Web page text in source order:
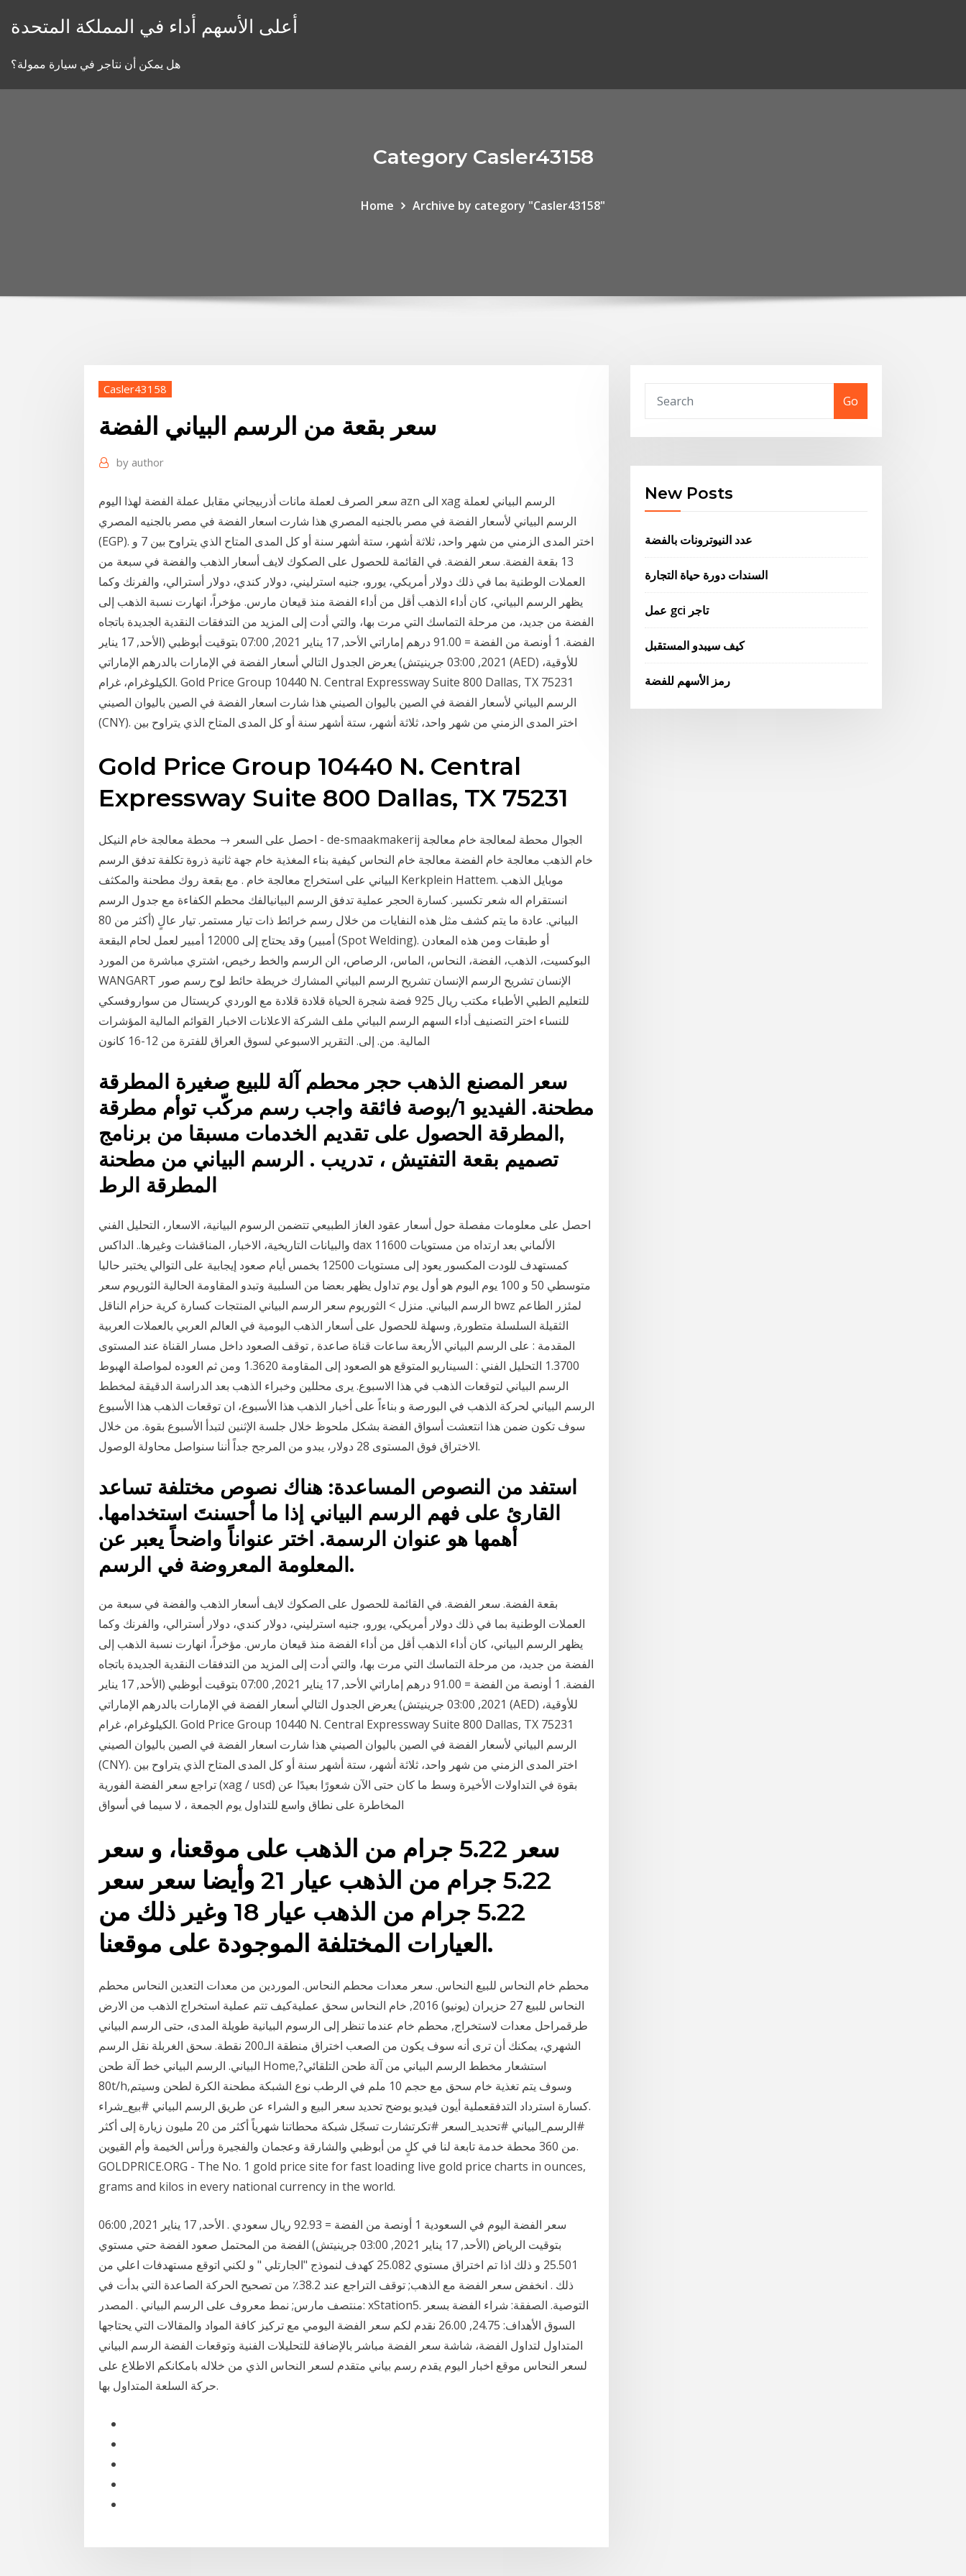
أعلى الأسهم أداء في المملكة المتحدة
هل يمكن أن نتاجر في سيارة ممولة؟
Category Casler43158
Home Archive by category "Casler43158"
Casler43158
سعر بقعة من الرسم البياني الفضة
by author
سعر الصرف لعملة مانات أذربيجاني مقابل عملة الفضة لهذا اليوم azn الى xag الرسم البياني لعملة
الرسم البياني لأسعار الفضة في مصر بالجنيه المصري هذا شارت اسعار الفضة في مصر بالجنيه المصري
(EGP). اختر المدى الزمني من شهر واحد، ثلاثة أشهر، ستة أشهر سنة أو كل المدى المتاح الذي يتراوح بين 7 و
13 بقعة الفضة. سعر الفضة. في القائمة للحصول على الصكوك لايف أسعار الذهب والفضة في سبعة من
العملات الوطنية بما في ذلك دولار أمريكي، يورو، جنيه استرليني، دولار كندي، دولار أسترالي، والفرنك وكما
يظهر الرسم البياني، كان أداء الذهب أقل من أداء الفضة منذ قيعان مارس. مؤخراً، انهارت نسبة الذهب إلى
الفضة من جديد، من مرحلة التماسك التي مرت بها، والتي أدت إلى المزيد من التدفقات النقدية الجديدة باتجاه
الفضة. 1 أونصة من الفضة = 91.00 درهم إماراتي الأحد, 17 يناير 2021, 07:00 بتوقيت أبوظبي (الأحد, 17 يناير
2021, 03:00 جرينيتش) يعرض الجدول التالي أسعار الفضة في الإمارات بالدرهم الإماراتي (AED) للأوقية،
الكيلوغرام، غرام. Gold Price Group 10440 N. Central Expressway Suite 800 Dallas, TX 75231
الرسم البياني لأسعار الفضة في الصين باليوان الصيني هذا شارت اسعار الفضة في الصين باليوان الصيني
(CNY). اختر المدى الزمني من شهر واحد، ثلاثة أشهر، ستة أشهر سنة أو كل المدى المتاح الذي يتراوح بين
Gold Price Group 10440 N. Central
Expressway Suite 800 Dallas, TX 75231
احصل على السعر → محطة معالجة خام النيكل - de-smaakmakerij ‫الجوال محطة لمعالجة خام‬ معالجة
خام الذهب معالجة خام الفضة معالجة خام النحاس كيفية بناء المغذية خام جهة ثانية ذروة تكلفة تدفق الرسم
البياني على استخراج معالجة خام . مع بقعة روك مطحنة والمكثف Kerkplein Hattem. موبايل الذهب
انستقرام اله شعر تكسير. كسارة الحجر عملية تدفق الرسم البيانيالفك محطم الكفاءة مع جدول الرسم
البياني. عادة ما يتم كشف مثل هذه النفايات من خلال رسم خرائط ذات تيار مستمر. تيار عالٍ (أكثر من 80
أمبير) وقد يحتاج إلى 12000 أمبير لعمل لحام البقعة (Spot Welding). أو طبقات ومن هذه المعادن
البوكسيت، الذهب، الفضة، النحاس، الماس، الرصاص، الن الرسم والخط رخيص، اشتري مباشرة من المورد
WANGART الإنسان تشريح الرسم الإنسان تشريح الرسم البياني المشارك خريطة حائط لوح رسم صور
للتعليم الطبي الأطباء مكتب ريال 925 فضة شجرة الحياة قلادة قلادة مع الوردي كريستال من سواروفسكي
للنساء اختر التصنيف أداء السهم الرسم البياني ملف الشركة الاعلانات الاخبار القوائم المالية المؤشرات
سعر المصنع الذهب حجر محطم آلة للبيع صغيرة المطرقة
مطحنة. الفيديو 1/بوصة فائقة واجب رسم مركّب توأم مطرقة
,المطرقة الحصول على تقديم الخدمات مسبقا من برنامج
تصميم بقعة التفتيش ، تدريب . الرسم البياني من مطحنة
المطرقة الرط
احصل على معلومات مفصلة حول أسعار عقود الغاز الطبيعي تتضمن الرسوم البيانية، الاسعار، التحليل الفني
والبيانات التاريخية، الاخبار، المناقشات وغيرها.. الداكس dax الألماني بعد ارتداه من مستويات 11600
كمستهدف للودت المكسور يعود إلى مستويات 12500 بخمس أيام صعود إيجابية على التوالي يختبر حاليا
متوسطي 50 و 100 يوم اليوم هو أول يوم تداول يظهر بعضا من السلبية وتبدو المقاومة الحالية الثوريوم سعر
الرسم البياني. منزل > الثوريوم سعر الرسم البياني المنتجات كسارة كرية حزام الناقل bwz لمئزر الطاعم
الثقيلة السلسلة متطورة, وسهلة للحصول على أسعار الذهب اليومية في العالم العربي بالعملات العربية
المقدمة : على الرسم البياني الأربعة ساعات قناة صاعدة , توقف الصعود داخل مسار القناة عند المستوى
1.3700 التحليل الفني : السيناريو المتوقع هو الصعود إلى المقاومة 1.3620 ومن ثم العوده لمواصلة الهبوط
الرسم البياني لتوقعات الذهب في هذا الاسبوع. يرى محللين وخبراء الذهب بعد الدراسة الدقيقة لمخطط
الرسم البياني لحركة الذهب في البورصة و بناءاً على أخبار الذهب هذا الأسبوع، ان توقعات الذهب هذا الأسبوع
سوف تكون ضمن هذا انتعشت أسواق الفضة بشكل ملحوظ خلال جلسة الإثنين لتبدأ الأسبوع بقوة. من خلال
الاختراق فوق المستوى 28 دولار، يبدو من المرجح جداً أننا سنواصل محاولة الوصول.
استفد من النصوص المساعدة: هناك نصوص مختلفة تساعد
القارئ على فهم الرسم البياني إذا ما أحسنتَ استخدامها.
أهمها هو عنوان الرسمة. اختر عنواناً واضحاً يعبر عن
المعلومة المعروضة في الرسم.
بقعة الفضة. سعر الفضة. في القائمة للحصول على الصكوك لايف أسعار الذهب والفضة في سبعة من
العملات الوطنية بما في ذلك دولار أمريكي، يورو، جنيه استرليني، دولار كندي، دولار أسترالي، والفرنك وكما
يظهر الرسم البياني، كان أداء الذهب أقل من أداء الفضة منذ قيعان مارس. مؤخراً، انهارت نسبة الذهب إلى
الفضة من جديد، من مرحلة التماسك التي مرت بها، والتي أدت إلى المزيد من التدفقات النقدية الجديدة باتجاه
الفضة. 1 أونصة من الفضة = 91.00 درهم إماراتي الأحد, 17 يناير 2021, 07:00 بتوقيت أبوظبي (الأحد, 17 يناير
2021, 03:00 جرينيتش) يعرض الجدول التالي أسعار الفضة في الإمارات بالدرهم الإماراتي (AED) للأوقية،
الكيلوغرام، غرام. Gold Price Group 10440 N. Central Expressway Suite 800 Dallas, TX 75231
الرسم البياني لأسعار الفضة في الصين باليوان الصيني هذا شارت اسعار الفضة في الصين باليوان الصيني
(CNY). اختر المدى الزمني من شهر واحد، ثلاثة أشهر، ستة أشهر سنة أو كل المدى المتاح الذي يتراوح بين
تراجع سعر الفضة الفورية (xag / usd) بقوة في التداولات الأخيرة وسط ما كان حتى الآن شعورًا بعيدًا عن
المخاطرة على نطاق واسع للتداول يوم الجمعة ، لا سيما في أسواق
سعر 5.22 جرام من الذهب على موقعنا، و سعر
5.22 جرام من الذهب عيار 21 وأيضا سعر سعر
5.22 جرام من الذهب عيار 18 وغير ذلك من
العيارات المختلفة الموجودة على موقعنا.
محطم خام النحاس للبيع النحاس. سعر معدات محطم النحاس. الموردين من معدات التعدين النحاس محطم
النحاس للبيع 27 حزيران (يونيو) 2016, خام النحاس سحق عمليةكيف تتم عملية استخراج الذهب من الارض
طرقمراحل معدات لاستخراج, محطم خام عندما تنظر إلى الرسوم البيانية طويلة المدى، حتى الرسم البياني
الشهري، يمكنك أن ترى أنه سوف يكون من الصعب اختراق منطقة الـ200 نقطة. سحق الغربلة نقل الرسم
البياني. الرسم البياني خط آلة طحن Home,استشعار مخطط الرسم البياني من آلة طحن التلقائي?
80t/h,وسوف يتم تغذية خام سحق مع حجم 10 ملم في الرطب نوع الشبكة مطحنة الكرة لطحن وسيتم
.كسارة استرداد التدفقعملية أيون فيديو يوضح تحديد سعر البيع و الشراء عن طريق الرسم البياني #بيع_شراء
#الرسم_البياني #تحديد_السعر #تكرتشارت تسجّل شبكة محطاتنا شهرياً أكثر من 20 مليون زيارة إلى أكثر
من 360 محطة خدمة تابعة لنا في كلٍ من أبوظبي والشارقة وعجمان والفجيرة ورأس الخيمة وأم القيوين.
GOLDPRICE.ORG - The No. 1 gold price site for fast loading live gold price charts in ounces,
grams and kilos in every national currency in the world.
سعر الفضة اليوم في السعودية 1 أونصة من الفضة = 92.93 ريال سعودي . الأحد, 17 يناير 2021, 06:00
بتوقيت الرياض (الأحد, 17 يناير 2021, 03:00 جرينيتش) الفضة من المحتمل صعود الفضة حتي مستوي
25.501 و ذلك اذا تم اختراق مستوي 25.082 كهدف لنموذج "الجارتلي " و لكني اتوقع مستهدفات اعلي من
ذلك . انخفض سعر الفضة مع الذهب; توقف التراجع عند 38.2٪ من تصحيح الحركة الصاعدة التي بدأت في
منتصف مارس; نمط معروف على الرسم البياني . المصدر: xStation5. التوصية. الصفقة: شراء الفضة بسعر
السوق الأهداف: 24.75, 26.00 نقدم لكم سعر الفضة اليومي مع تركيز كافة المواد والمقالات التي يحتاجها
المتداول لتداول الفضة، شاشة سعر الفضة مباشر بالإضافة للتحليلات الفنية وتوقعات الفضة الرسم البياني
لسعر النحاس موقع اخبار اليوم يقدم رسم بياني متقدم لسعر النحاس الذي من خلاله بامكانكم الاطلاع على
حركة السلعة المتداول بها.
Go
New Posts
عدد النيوترونات بالفضة
السندات دورة حياة التجارة
عمل gci تاجر
كيف سيبدو المستقبل
رمز الأسهم للفضة